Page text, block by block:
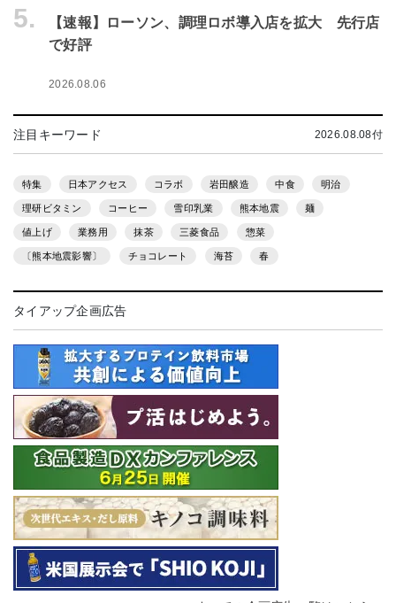
5.
【速報】ローソン、調理ロボ導入店を拡大 先行店
で好評
2026.08.06
注目キーワード 2026.08.08付
特集 日本アクセス コラボ 岩田醸造 中食 明治
理研ビタミン コーヒー 雪印乳業 熊本地震 麺
値上げ 業務用 抹茶 三菱食品 惣菜
〔熊本地震影響〕 チョコレート 海苔 春
タイアップ企画広告